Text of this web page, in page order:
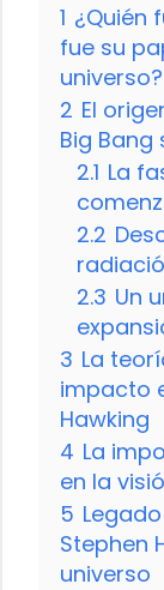
1 ¿Quién
fue su
universo?
2 El
Big Bang
2.1 La
2.2
2.3 Un
3 La
impacto
Hawking
4 La
en la
5
Stephen
universo